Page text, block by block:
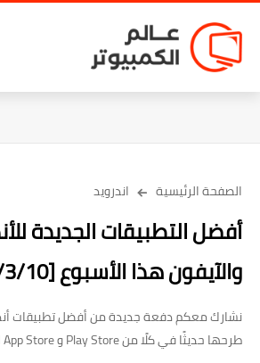
الصفحة الرئيسية اندرويد
أفضل التطبيقات الجديدة
والآيفون هذا الأسبوع [23/3/10]
نشارك معكم دفعة جديدة من أفضل تطبيقات
طرحها حديثًا في كلًا من Play Store و App Store للتحميل مجانًا.